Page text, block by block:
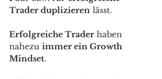
Trader duplizieren lässt.
Erfolgreiche Trader haben
nahezu immer ein Growth
Mindset.